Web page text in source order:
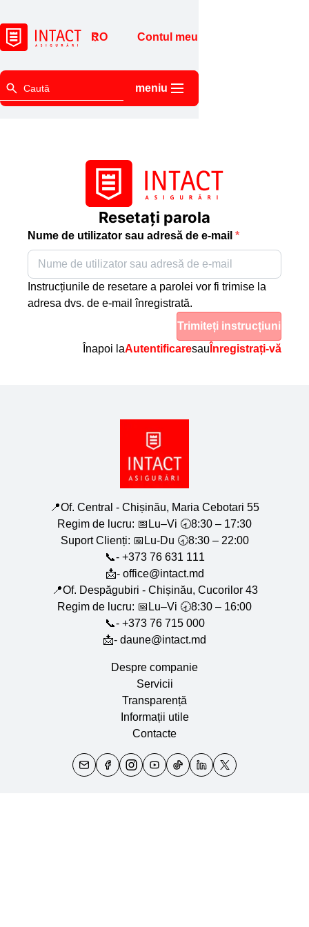
Contul meu
meniu
Resetați parola
Nume de utilizator sau adresă de e-mail *
Instrucțiunile de resetare a parolei vor fi trimise la
adresa dvs. de e-mail înregistrată.
Trimiteți instrucțiuni
Înapoi laAutentificaresau Înregistrați-vă
📍Of. Central - Chișinău, Maria Cebotari 55
Regim de lucru: 📅Lu–Vi 🕣8:30 – 17:30
Suport Clienți: 📅Lu-Du 🕣8:30 – 22:00
📞- +373 76 631 111
📩- office@intact.md
📍Of. Despăgubiri - Chișinău, Cucorilor 43
Regim de lucru: 📅Lu–Vi 🕣8:30 – 16:00
📞- +373 76 715 000
📩- daune@intact.md
Despre companie
Servicii
Transparență
Informații utile
Contacte